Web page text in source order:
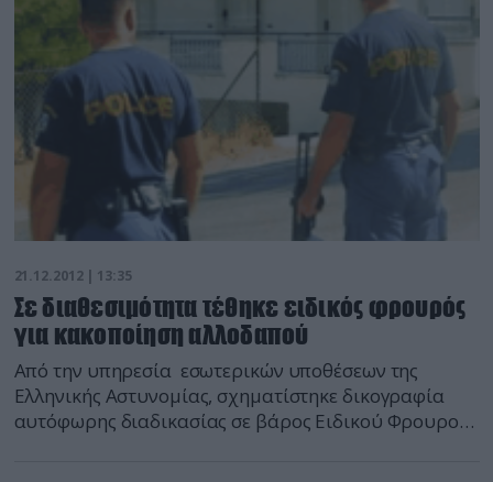
χρήση σωματικής […]
21.12.2012 | 13:35
Σε διαθεσιμότητα τέθηκε ειδικός φρουρός
για κακοποίηση αλλοδαπού
Από την υπηρεσία εσωτερικών υποθέσεων της
Ελληνικής Αστυνομίας, σχηματίστηκε δικογραφία
αυτόφωρης διαδικασίας σε βάρος Ειδικού Φρουρού,